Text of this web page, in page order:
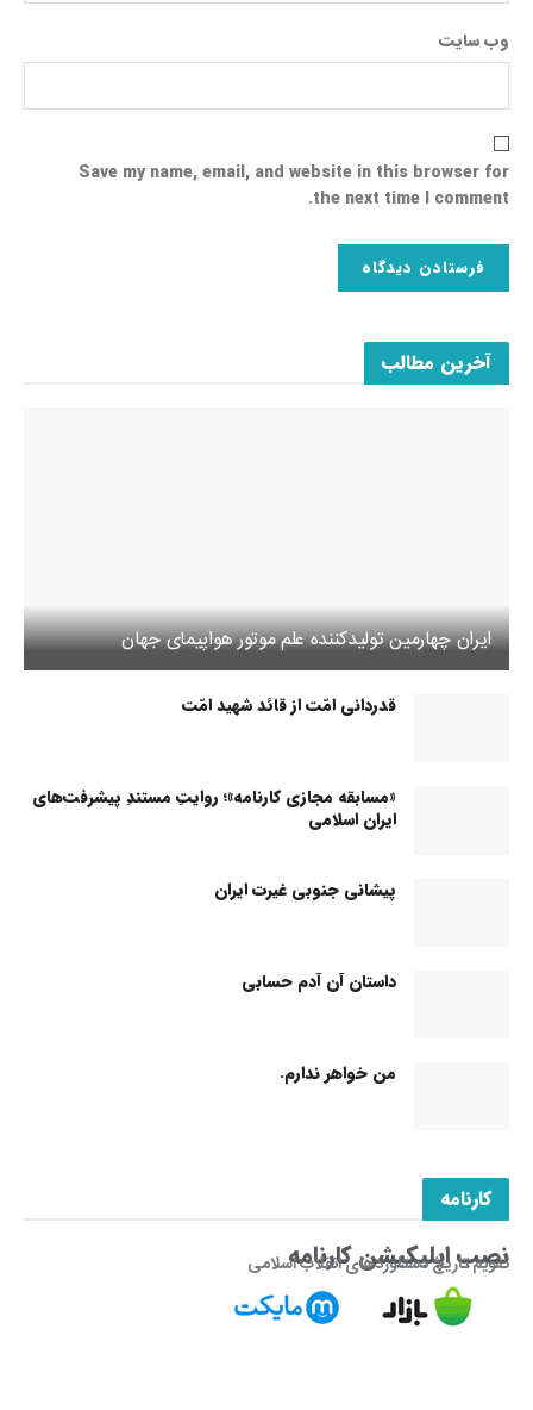
آخرین مطالب
ایران چهارمین تولیدکننده علم موتور هواپیمای جهان
قدردانی امّت از قائد شهید امّت
«مسابقه مجازی کارنامه»؛ روایتِ مستندِ پیشرفت‌های
ایران اسلامی
پیشانی جنوبی غیرت ایران
داستان آن آدم حسابی
من خواهر ندارم.
کارنامه
نصب اپلیکیشن کارنامه
تقویم تاریخ دستاوردهای انقلاب اسلامی
وب‌ سایت
Save my name, email, and website in this browser for
the next time I comment.